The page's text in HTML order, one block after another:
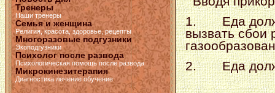
Тренеры
Наши тренеры
Семья и женщина
Религия, красота, здоровье, рецепты
Многоразовые подгузники
Экоподгузники
Психолог после развода
Психологическая помощь после развода
Микрокинезитерапия
Диагностика лечение обучение
1.
Еда
вызвать сбои
2.
Еда